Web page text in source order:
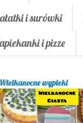
i surówki
i pizze
wypieki